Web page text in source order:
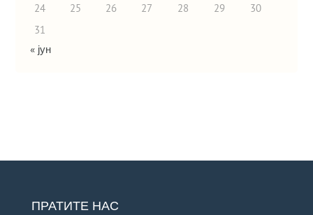
24
25 26 27 28 29
30
31
« јун
ПРАТИТЕ НАС